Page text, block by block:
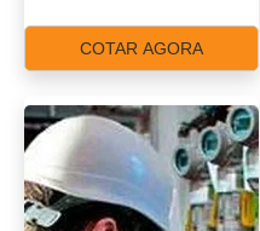
COTAR AGORA